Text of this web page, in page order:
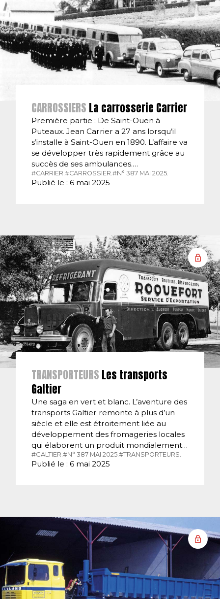
CARROSSIERS La carrosserie Carrier
Première partie : De Saint-Ouen à
Puteaux. Jean Carrier a 27 ans lorsqu’il
s’installe à Saint-Ouen en 1890. L’affaire va
se développer très rapidement grâce au
succès de ses ambulances.…
#CARRIER.#CARROSSIER.#N° 387 MAI 2025.
Publié le : 6 mai 2025
TRANSPORTEURS Les transports
Galtier
Une saga en vert et blanc. L’aventure des
transports Galtier remonte à plus d’un
siècle et elle est étroitement liée au
développement des fromageries locales
qui élaborent un produit mondialement…
#GALTIER.#N° 387 MAI 2025.#TRANSPORTEURS.
Publié le : 6 mai 2025